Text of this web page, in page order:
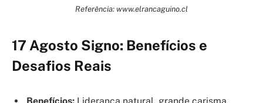
Referência: www.elrancaguino.cl
17 Agosto Signo: Benefícios e
Desafios Reais
Benefícios: Liderança natural, grande carisma,